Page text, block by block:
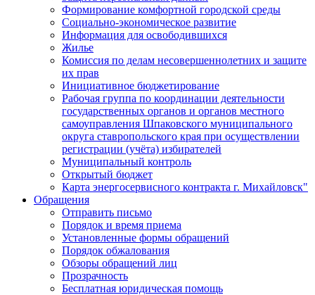
Формирование комфортной городской среды
Социально-экономическое развитие
Информация для освободившихся
Жилье
Комиссия по делам несовершеннолетних и защите
их прав
Инициативное бюджетирование
Рабочая группа по координации деятельности
государственных органов и органов местного
самоуправления Шпаковского муниципального
округа ставропольского края при осуществлении
регистрации (учёта) избирателей
Муниципальный контроль
Открытый бюджет
Карта энергосервисного контракта г. Михайловск"
Обращения
Отправить письмо
Порядок и время приема
Установленные формы обращений
Порядок обжалования
Обзоры обращений лиц
Прозрачность
Бесплатная юридическая помощь